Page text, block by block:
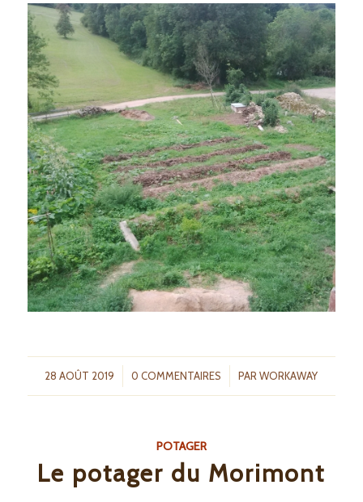
28 AOÛT 2019
/ 0 COMMENTAIRES
/ PARWORKAWAY
POTAGER
Le potager du Morimont